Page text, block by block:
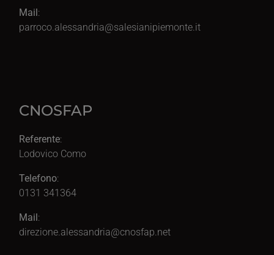
Mail :
parroco.alessandria@salesianipiemonte.it
CNOSFAP
Referente:
Lodovico Como
Telefono:
0131 341364
Mail:
direzione.alessandria@cnosfap.net